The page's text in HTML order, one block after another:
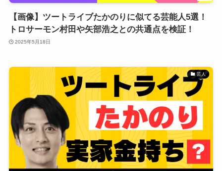
【画像】ツートライブたかのりに似てる芸能人5選！
トロサーモン村田や矢部浩之との共通点を検証！
2025年5月18日
芸人